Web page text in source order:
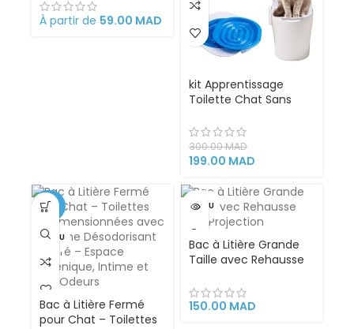
parfumée anti-odeurs
10L pour chat
À partir de 59.00 MAD
kit Apprentissage
Toilette Chat Sans
300.00MAD
199.00 MAD
-27%
VENDU
Bac à Litière Fermé
pour Chat – Toilettes
VENDU
Bac à Litière Grande
Taille avec Rehausse
150.00 MAD